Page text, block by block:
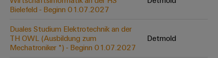
Abwasseraufbereitung
für
die
Wasser-
Werkzeuge
Automaten
Software
Bielefeld - Beginn 01.07.2027
Duales Studium Elektrotechnik an der
TH OWL (Ausbildung zum
Mechatroniker *) - Beginn 01.07.2027
Detmold